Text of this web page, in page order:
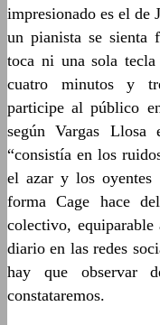
impresionado es el de
un pianista se sienta
toca ni una sola
cuatro minutos y
participe al público
según Vargas Llosa
“consistía en los
el azar y los oyentes
forma Cage hace
colectivo,
diario en las redes
hay que observar
constataremos.